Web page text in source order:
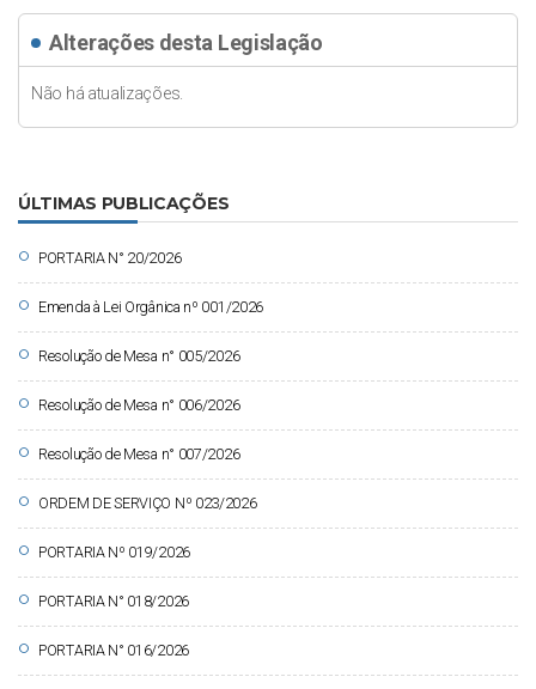
Alterações desta Legislação
Não há atualizações.
ÚLTIMAS PUBLICAÇÕES
circle PORTARIA N° 20/2026
circle Emenda à Lei Orgânica nº 001/2026
circle Resolução de Mesa n° 005/2026
circle Resolução de Mesa n° 006/2026
circle Resolução de Mesa n° 007/2026
circle ORDEM DE SERVIÇO Nº 023/2026
circle PORTARIA Nº 019/2026
circle PORTARIA N° 018/2026
circle PORTARIA N° 016/2026